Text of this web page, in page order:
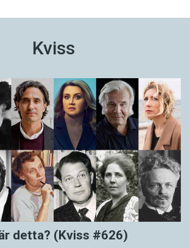
Kviss
detta? (Kviss #626)